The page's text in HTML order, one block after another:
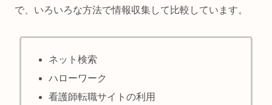
で、いろいろな方法で情報収集して比較しています。
ネット検索
ハローワーク
看護師転職サイトの利用